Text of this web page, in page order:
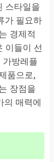
스타일을
가 필요하
경제적
이들이 선
가방레플
품으로,
장점을
의 매력에